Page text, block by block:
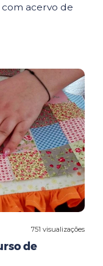
com acervo de
751 visualizações
de